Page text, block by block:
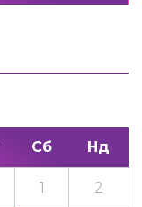
Сб Нд
1 2